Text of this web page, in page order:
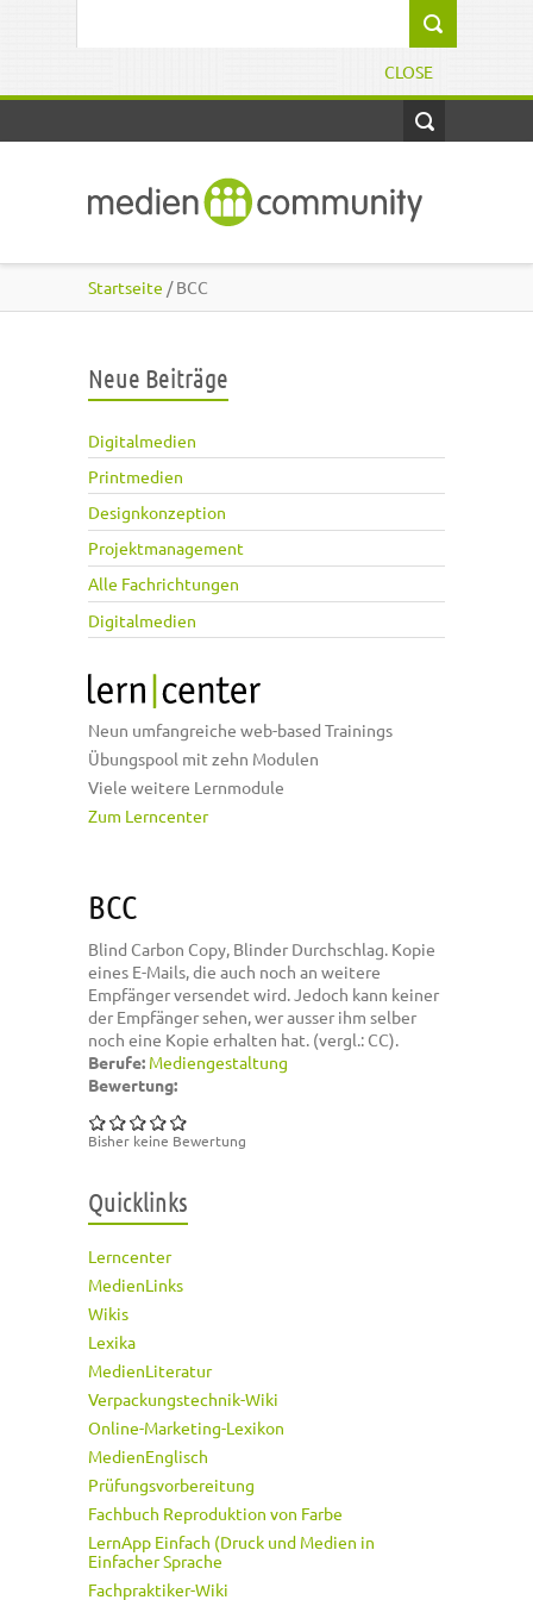
CLOSE
Startseite / BCC
Neue Beiträge
Digitalmedien
Printmedien
Designkonzeption
Projektmanagement
Alle Fachrichtungen
Digitalmedien
Neun umfangreiche web-based Trainings
Übungspool mit zehn Modulen
Viele weitere Lernmodule
Zum Lerncenter
BCC
Blind Carbon Copy, Blinder Durchschlag. Kopie
eines E-Mails, die auch noch an weitere
Empfänger versendet wird. Jedoch kann keiner
der Empfänger sehen, wer ausser ihm selber
noch eine Kopie erhalten hat. (vergl.: CC).
Berufe: Mediengestaltung
Bewertung:
Bisher keine Bewertung
Quicklinks
Lerncenter
MedienLinks
Wikis
Lexika
MedienLiteratur
Verpackungstechnik-Wiki
Online-Marketing-Lexikon
MedienEnglisch
Prüfungsvorbereitung
Fachbuch Reproduktion von Farbe
LernApp Einfach (Druck und Medien in
Einfacher Sprache
Fachpraktiker-Wiki